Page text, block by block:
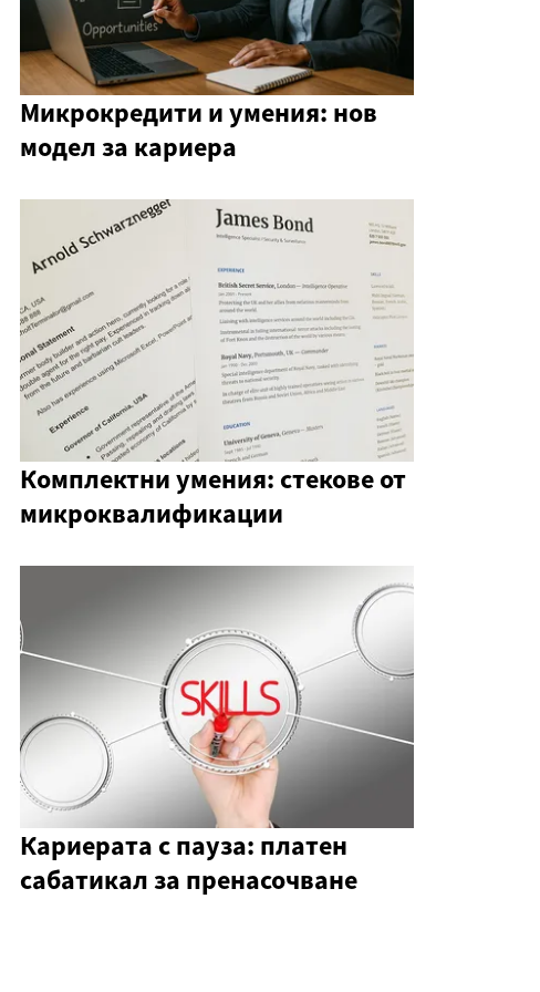
Микрокредити и умения: нов
модел за кариера
Комплектни умения: стекове от
микроквалификации
Кариерата с пауза: платен
сабатикал за пренасочване